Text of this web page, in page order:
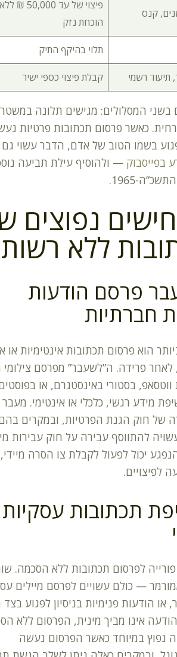
פיצוי של עד 50,000 ₪ ללא
הוכחת נזק
תלוי בהיקף התיק
רשמי קבלת פיצוי כספי ישיר
בשני המסלולים: מגישים תלונה
כאשר פרסום תכתובות פרטיות
בשמו הטוב של אדם, הדבר עשוי גם
בפייסבוק — ולהוסיף עילת תביעה
1965.
נפוצים
ללא רשות
לשעבר פרסם הודעות
חברתיות
הוא פרסום תכתובות אינטימיות או
לאחר פרידה. ה”לשעבר” מפרסם
בסטורי באינסטגרם, או
מידע רגשי, כלכלי או אינטימי. מעבר
של חוק הגנת הפרטיות, ובמקרים
להתווסף עבירה על חוק עבירות
יכול לפעול לקבלת צו הסרה מיידי,
לפיצויים.
חשיפת תכתובות עסקיות
לפרסום תכתובות ללא הסכמה.
— כולם עשויים לפרסם מיילים
או הודעות פנימיות בניסיון לפגוע
אינו מביך מינית, הפרסום ללא
נפוץ במיוחד כאשר הפרסום נעשה